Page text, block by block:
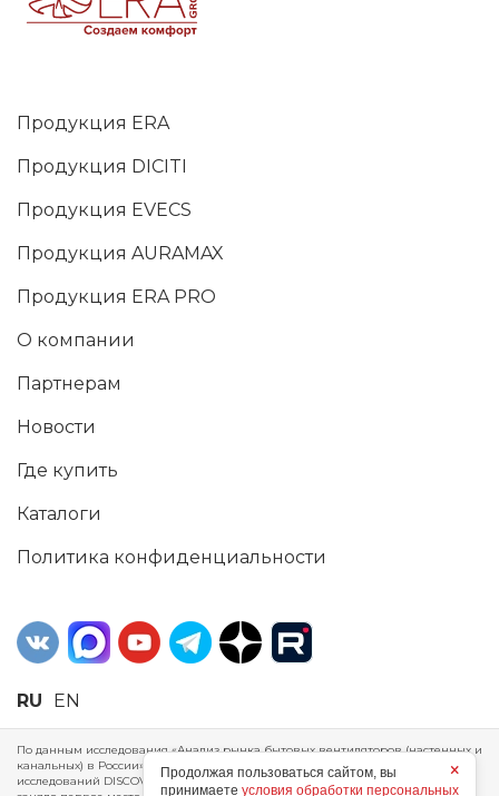
Продукция ERA
Продукция DICITI
Продукция EVECS
Продукция AURAMAX
Продукция ERA PRO
О компании
Партнерам
Новости
Где купить
Каталоги
Политика конфиденциальности
RU EN
По данным исследования «Анализ рынка бытовых вентиляторов (настенных и
канальных) в России», проведенного Агентством маркетинговых
исследований DISCOVERY RESEARCH Group, 2025 г. ERA Group (ООО «ЭРА»)
×
Продолжая пользоваться сайтом, вы
принимаете условия обработки персональных